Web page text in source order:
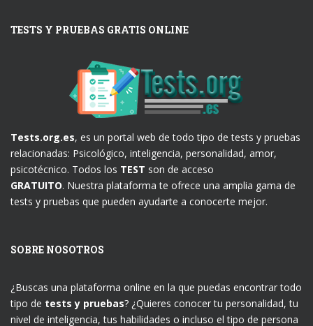
TESTS Y PRUEBAS GRATIS ONLINE
Tests.org.es, es un portal web de todo tipo de tests y pruebas
relacionadas: Psicológico, inteligencia, personalidad, amor,
psicotécnico. Todos los TEST son de acceso
GRATUITO. Nuestra plataforma te ofrece una amplia gama de
tests y pruebas que pueden ayudarte a conocerte mejor.
SOBRE NOSOTROS
¿Buscas una plataforma online en la que puedas encontrar todo
tipo de tests y pruebas? ¿Quieres conocer tu personalidad, tu
nivel de inteligencia, tus habilidades o incluso el tipo de persona